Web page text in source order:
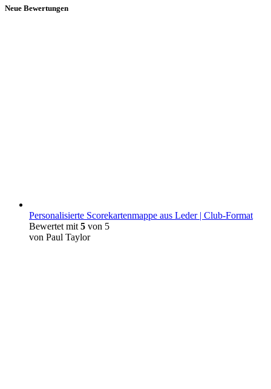
Neue Bewertungen
Personalisierte Scorekartenmappe aus Leder | Club-Format
Bewertet mit 5 von 5
von Paul Taylor